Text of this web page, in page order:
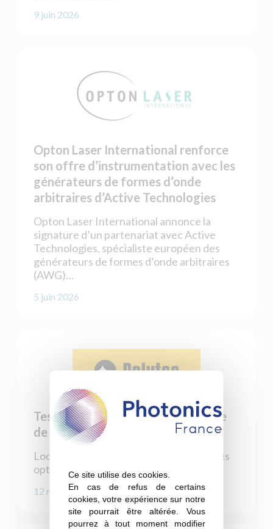
Ce site utilise des cookies.
En cas de refus de certains
cookies, votre expérience sur notre
site pourrait être altérée. Vous
pourrez à tout moment modifier
9 juin 2026
Opton Laser International renforce
son offre d’instrumentation avec les
générateurs de formes d’onde
arbitraires d’Active Technologies
Opton Laser International annonce la
signature d’un partenariat avec Active
Technologies, spécialiste européen des
générateurs de formes d’onde arbitraires
(AWG)…
5 juin 2026
Testez des technologies de mesure
de pointe – avec 50 % de remise
Location de vibromètres et profilomètres
optique à tarif préférentiel
12 mai 2026